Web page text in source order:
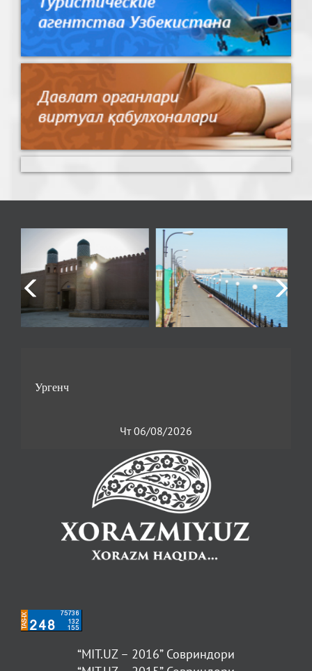
Чт 06/08/2026
“MIT.UZ – 2016” Совриндори